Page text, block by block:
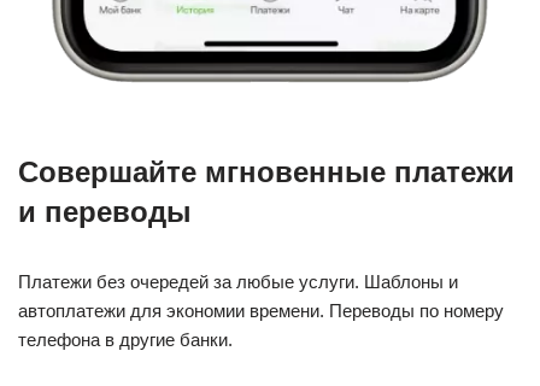
Совершайте мгновенные платежи
и переводы
Платежи без очередей за любые услуги. Шаблоны и
автоплатежи для экономии времени. Переводы по номеру
телефона в другие банки.